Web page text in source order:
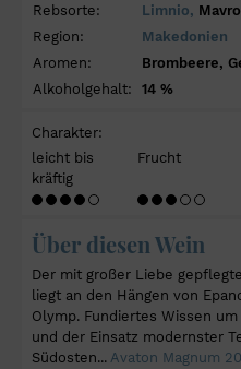
Rebsorte:
Limnio,
Region:
Makedonien
Aromen:
Brombeere,
Alkoholgehalt:
14 %
Charakter:
leicht bis
kräftig
Frucht
Über diesen Wein
Der mit großer Liebe
liegt an den Hängen von
Olymp. Fundiertes Wissen
und der Einsatz modernster
Südosten... Avaton Magnum